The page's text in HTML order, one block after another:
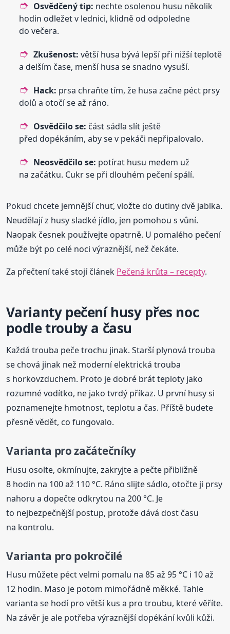
Osvědčený tip: nechte osolenou husu několik
hodin odležet v lednici, klidně od odpoledne
do večera.
Zkušenost: větší husa bývá lepší při nižší teplotě
a delším čase, menší husa se snadno vysuší.
Hack: prsa chraňte tím, že husa začne péct prsy
dolů a otočí se až ráno.
Osvědčilo se: část sádla slít ještě
před dopékáním, aby se v pekáči nepřipalovalo.
Neosvědčilo se: potírat husu medem už
na začátku. Cukr se při dlouhém pečení spálí.
Pokud chcete jemnější chuť, vložte do dutiny dvě jablka.
Neudělají z husy sladké jídlo, jen pomohou s vůní.
Naopak česnek používejte opatrně. U pomalého pečení
může být po celé noci výraznější, než čekáte.
Za přečtení také stojí článek Pečená krůta – recepty.
Varianty pečení husy přes noc
podle trouby a času
Každá trouba peče trochu jinak. Starší plynová trouba
se chová jinak než moderní elektrická trouba
s horkovzduchem. Proto je dobré brát teploty jako
rozumné vodítko, ne jako tvrdý příkaz. U první husy si
poznamenejte hmotnost, teplotu a čas. Příště budete
přesně vědět, co fungovalo.
Varianta pro začátečníky
Husu osolte, okmínujte, zakryjte a pečte přibližně
8 hodin na 100 až 110 °C. Ráno slijte sádlo, otočte ji prsy
nahoru a dopečte odkrytou na 200 °C. Je
to nejbezpečnější postup, protože dává dost času
na kontrolu.
Varianta pro pokročilé
Husu můžete péct velmi pomalu na 85 až 95 °C i 10 až
12 hodin. Maso je potom mimořádně měkké. Tahle
varianta se hodí pro větší kus a pro troubu, které věříte.
Na závěr je ale potřeba výraznější dopékání kvůli kůži.